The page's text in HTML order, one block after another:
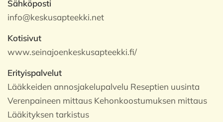
Sähköposti
info@keskusapteekki.net
Kotisivut
www.seinajoenkeskusapteekki.fi/
Erityispalvelut
Lääkkeiden annosjakelupalvelu Reseptien uusinta
Verenpaineen mittaus Kehonkoostumuksen mittaus
Lääkityksen tarkistus